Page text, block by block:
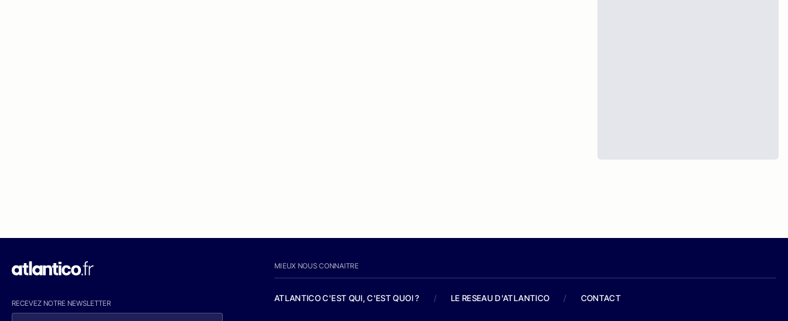
RECEVEZ NOTRE NEWSLETTER
MIEUX NOUS CONNAITRE
ATLANTICO C'EST QUI, C'EST QUOI ? / LE RESEAU D'ATLANTICO / CONTACT